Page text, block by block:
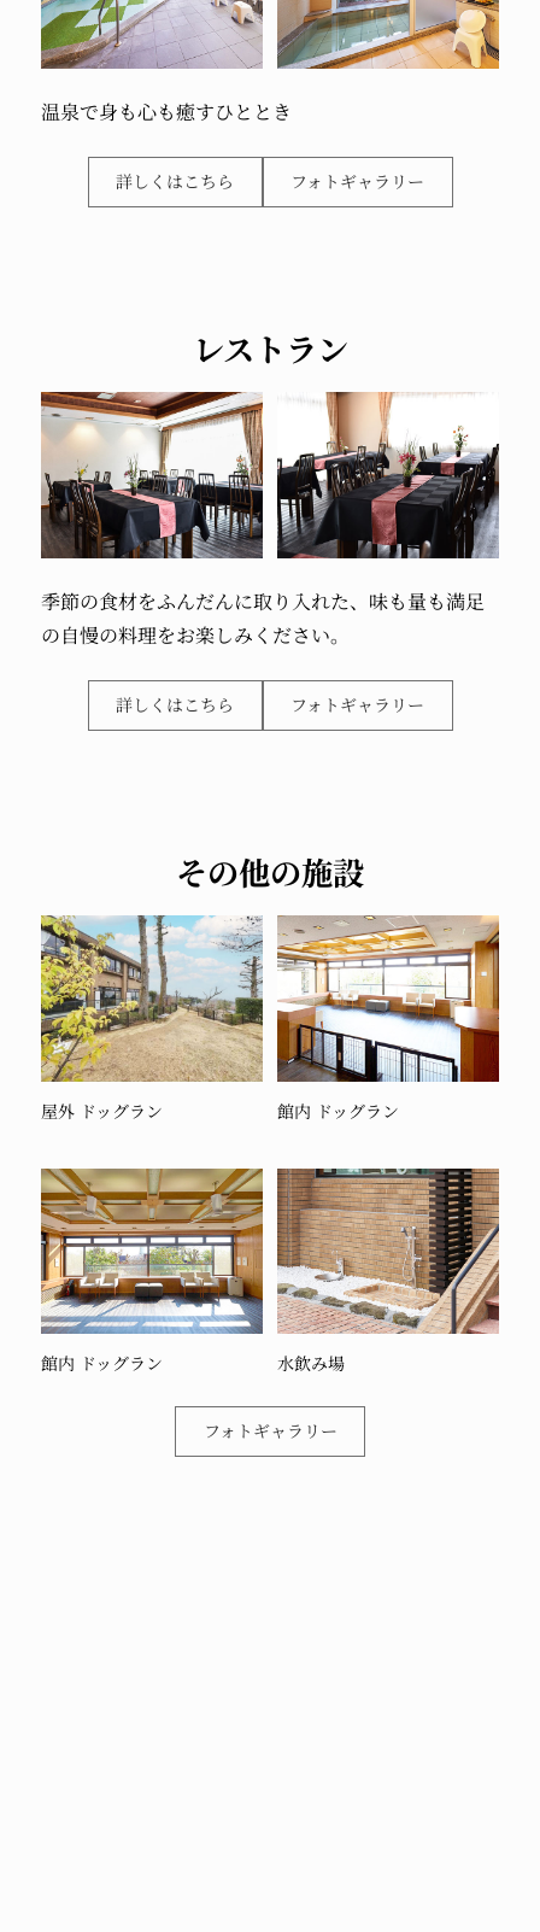
温泉で身も心も癒すひととき
詳しくはこちら フォトギャラリー
レストラン
季節の食材をふんだんに取り入れた、 味も量も満足
の自慢の料理をお楽しみください。
詳しくはこちら フォトギャラリー
その他の施設
屋外 ドッグラン 館内 ドッグラン
館内 ドッグラン 水飲み場
フォトギャラリー